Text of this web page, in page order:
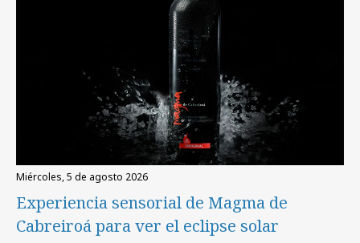
miércoles, 5 de agosto 2026
Experiencia sensorial de Magma de
Cabreiroá para ver el eclipse solar